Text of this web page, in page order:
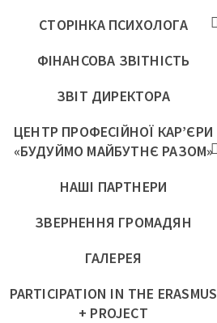
СТОРІНКА ПСИХОЛОГА
ФІНАНСОВА ЗВІТНІСТЬ
ЗВІТ ДИРЕКТОРА
ЦЕНТР ПРОФЕСІЙНОЇ КАР’ЄРИ
«БУДУЙМО МАЙБУТНЄ РАЗОМ»
НАШІ ПАРТНЕРИ
ЗВЕРНЕННЯ ГРОМАДЯН
ГАЛЕРЕЯ
PARTICIPATION IN THE ERASMUS
+ PROJECT